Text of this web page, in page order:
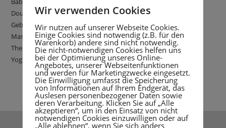
Doula
Geburtsgeschichte
Massage
Thema Stillen
Yoga
Wir verwenden Cookies
Wir nutzen auf unserer Webseite Cookies.
Einige Cookies sind notwendig (z.B. für den
Warenkorb) andere sind nicht notwendig.
Die nicht-notwendigen Cookies helfen uns
bei der Optimierung unseres Online-
Angebotes, unserer Webseitenfunktionen
und werden für Marketingzwecke eingesetzt.
Die Einwilligung umfasst die Speicherung
von Informationen auf Ihrem Endgerät, das
Auslesen personenbezogener Daten sowie
deren Verarbeitung. Klicken Sie auf „Alle
akzeptieren“, um in den Einsatz von nicht
notwendigen Cookies einzuwilligen oder auf
„Alle ablehnen“, wenn Sie sich anders